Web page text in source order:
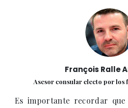
François Ralle
Asesor consular electo por los
Es importante recordar